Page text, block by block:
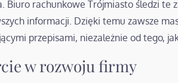
Biuro rachunkowe Trójmiasto śledzi
informacji. Dzięki temu zawsze
przepisami, niezależnie od tego,
w rozwoju firmy